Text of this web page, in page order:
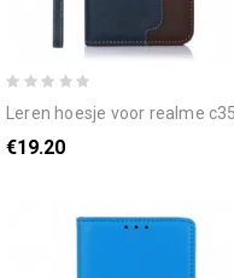
leren hoesje voor realme c35 met ketting khazneh lychee-textuur rfid-riem
€19.20